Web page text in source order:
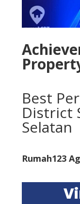
Best
District
Selatan
Rumah123